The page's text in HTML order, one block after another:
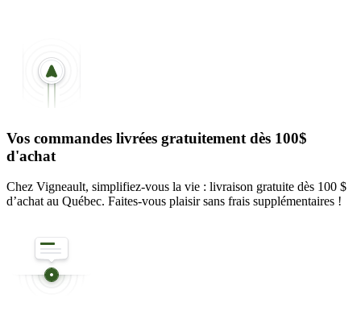
Vos commandes livrées gratuitement dès 100$
d'achat
Chez Vigneault, simplifiez-vous la vie : livraison gratuite dès 100 $
d’achat au Québec. Faites-vous plaisir sans frais supplémentaires !